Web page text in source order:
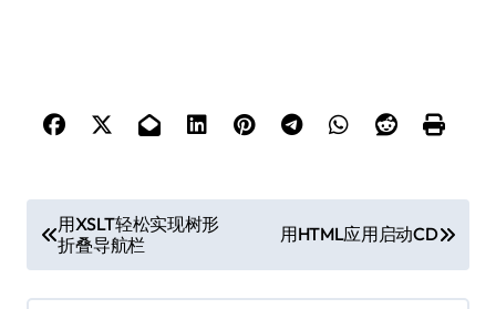
章
导
用XSLT轻松实现树形
折叠导航栏
用HTML应用启动CD